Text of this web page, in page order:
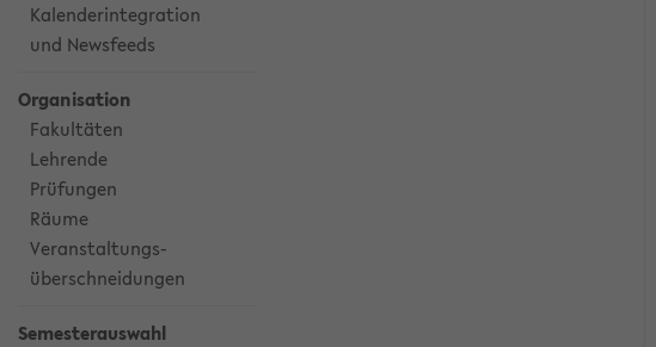
Kalenderintegration
und Newsfeeds
Organisation
Fakultäten
Lehrende
Prüfungen
Räume
Veranstaltungs-
überschneidungen
Semesterauswahl